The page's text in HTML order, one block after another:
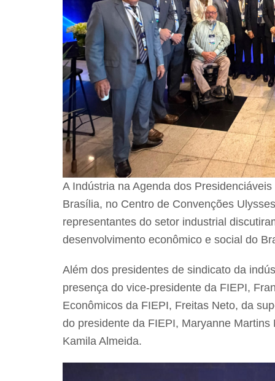
A Indústria na Agenda dos
Brasília, no Centro de Convenções
representantes do setor industrial
desenvolvimento econômico e social do
Além dos presidentes de sindicato da
presença do vice-presidente da FIEPI,
Econômicos da FIEPI, Freitas Neto, da
do presidente da FIEPI, Maryanne
Kamila Almeida.